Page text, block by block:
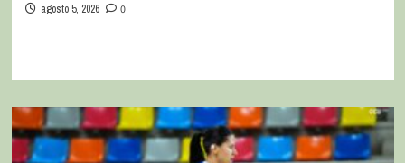
agosto 5, 2026 0